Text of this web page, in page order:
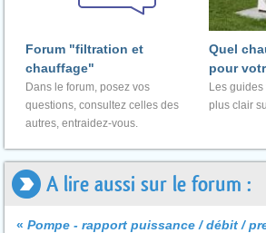
Forum "filtration et
chauffage"
Dans le forum, posez vos
questions, consultez celles des
autres, entraidez-vous.
Quel
pour
Les
plus clair
A lire aussi sur le forum :
« Pompe - rapport puissance / débit /